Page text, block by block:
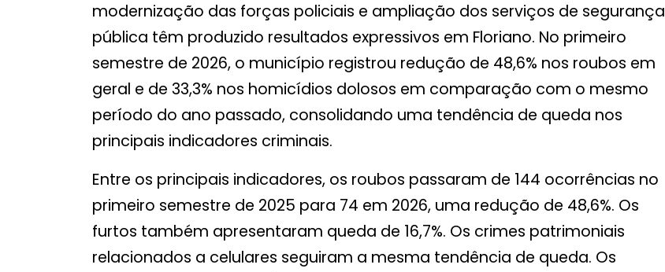
modernização das forças policiais e ampliação dos serviços de segurança
pública têm produzido resultados expressivos em Floriano. No primeiro
semestre de 2026, o município registrou redução de 48,6% nos roubos em
geral e de 33,3% nos homicídios dolosos em comparação com o mesmo
período do ano passado, consolidando uma tendência de queda nos
principais indicadores criminais.
Entre os principais indicadores, os roubos passaram de 144 ocorrências no
primeiro semestre de 2025 para 74 em 2026, uma redução de 48,6%. Os
furtos também apresentaram queda de 16,7%. Os crimes patrimoniais
relacionados a celulares seguiram a mesma tendência de queda. Os